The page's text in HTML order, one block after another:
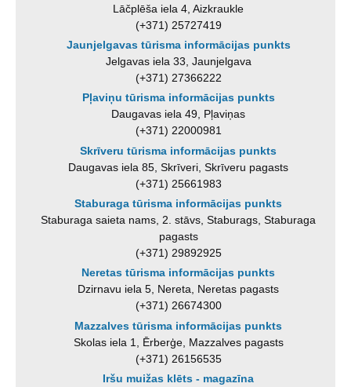
Lāčplēša iela 4, Aizkraukle
(+371) 25727419
Jaunjelgavas tūrisma informācijas punkts
Jelgavas iela 33, Jaunjelgava
(+371) 27366222
Pļaviņu tūrisma informācijas punkts
Daugavas iela 49, Pļaviņas
(+371) 22000981
Skrīveru tūrisma informācijas punkts
Daugavas iela 85, Skrīveri, Skrīveru pagasts
(+371) 25661983
Staburaga tūrisma informācijas punkts
Staburaga saieta nams, 2. stāvs, Staburags, Staburaga
pagasts
(+371) 29892925
Neretas tūrisma informācijas punkts
Dzirnavu iela 5, Nereta, Neretas pagasts
(+371) 26674300
Mazzalves tūrisma informācijas punkts
Skolas iela 1, Ērberģe, Mazzalves pagasts
(+371) 26156535
Iršu muižas klēts - magazīna